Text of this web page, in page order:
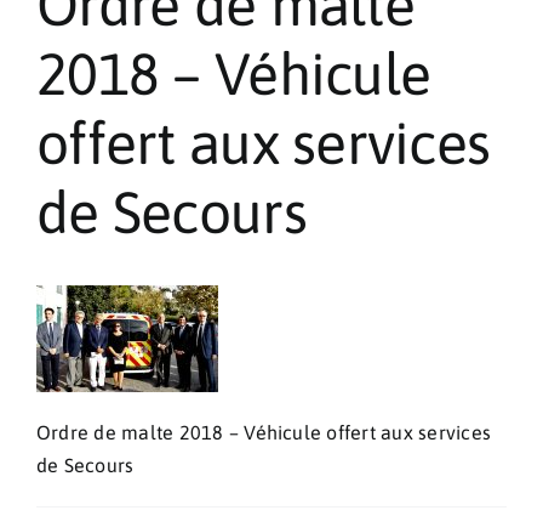
Contact
2018 – Véhicule
offert aux services
de Secours
Ordre de malte 2018 – Véhicule offert aux services
de Secours